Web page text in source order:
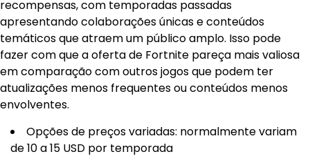
recompensas, com temporadas passadas
apresentando colaborações únicas e conteúdos
temáticos que atraem um público amplo. Isso pode
fazer com que a oferta de Fortnite pareça mais valiosa
em comparação com outros jogos que podem ter
atualizações menos frequentes ou conteúdos menos
envolventes.
Opções de preços variadas: normalmente variam
de 10 a 15 USD por temporada